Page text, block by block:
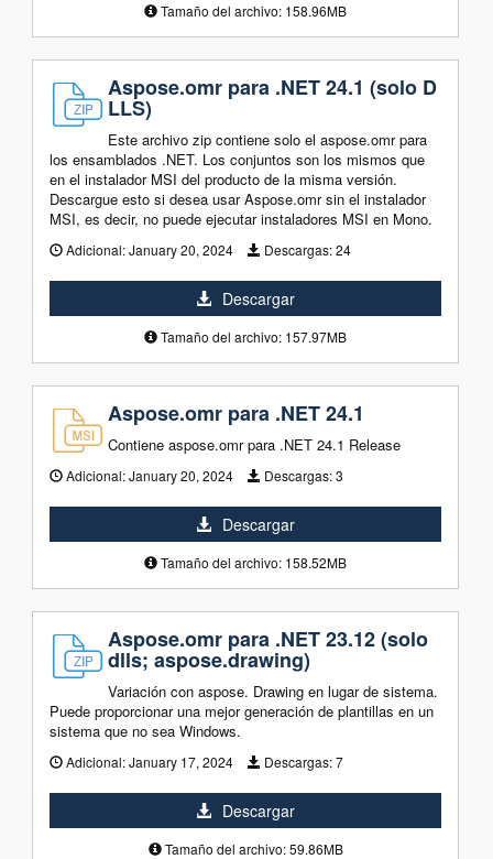
Tamaño del archivo: 158.96MB
Aspose.omr para .NET 24.1 (solo D
LLS)
Este archivo zip contiene solo el aspose.omr para
los ensamblados .NET. Los conjuntos son los mismos que
en el instalador MSI del producto de la misma versión.
Descargue esto si desea usar Aspose.omr sin el instalador
MSI, es decir, no puede ejecutar instaladores MSI en Mono.
Adicional:January 20, 2024 Descargas:24
Descargar
Tamaño del archivo: 157.97MB
Aspose.omr para .NET 24.1
Contiene aspose.omr para .NET 24.1 Release
Adicional:January 20, 2024 Descargas:3
Descargar
Tamaño del archivo: 158.52MB
Aspose.omr para .NET 23.12 (solo
dlls; aspose.drawing)
Variación con aspose. Drawing en lugar de sistema.
Puede proporcionar una mejor generación de plantillas en un
sistema que no sea Windows.
Adicional:January 17, 2024 Descargas:7
Descargar
Tamaño del archivo: 59.86MB